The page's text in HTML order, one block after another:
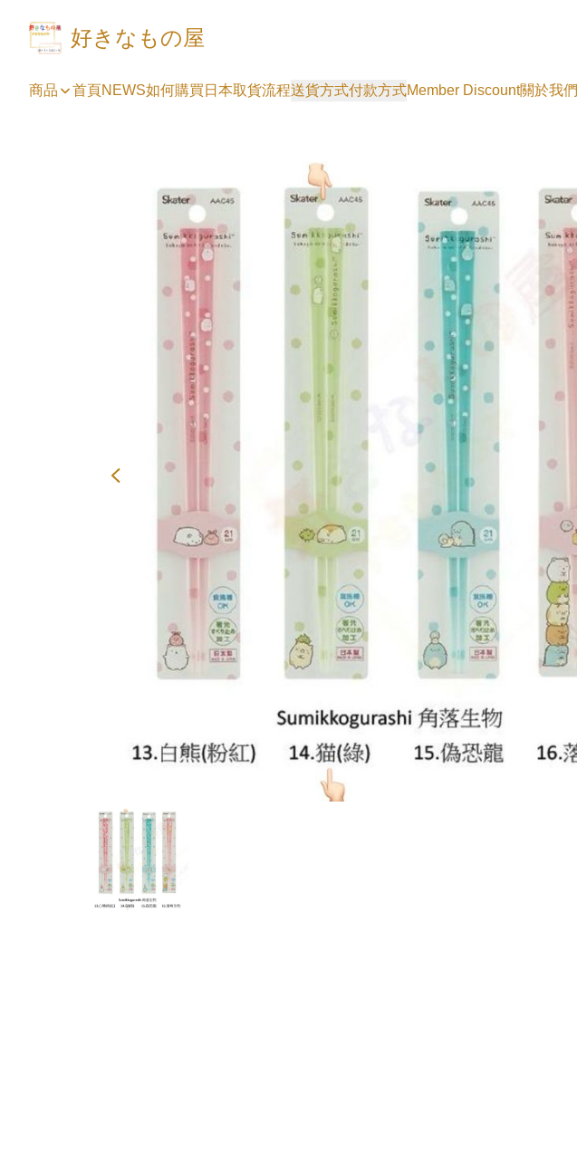
好きなもの屋
商品 首頁NEWS如何購買 日本取貨流程送貨方式付款方式Member Discount關於我們